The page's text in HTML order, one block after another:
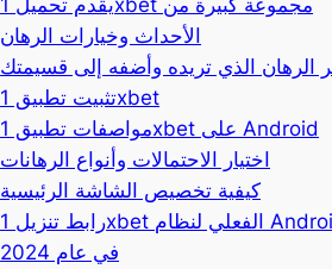
الأحداث وخيارات الرهان
الرهان الذي تريده وأضفه إلى قسيمتك
تثبيت تطبيق 1xbet
مواصفات تطبيق 1xbet على Android
اختيار الاحتمالات وأنواع الرهانات
كيفية تخصيص الشاشة الرئيسية
رابط تنزيل 1xbet الفعلي لنظام Android
في عام 2024